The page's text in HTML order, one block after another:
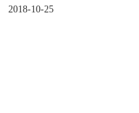
2018-10-25